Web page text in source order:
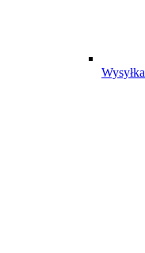
Wysyłka